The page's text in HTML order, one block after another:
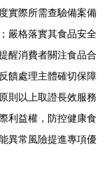
實際所需查驗備案備
嚴格落實其食品安全
醒消費者關注食品合
饋處理主體確切保障
則以上取證長效服務
利益權，防控健康食
異常風險提進專項優